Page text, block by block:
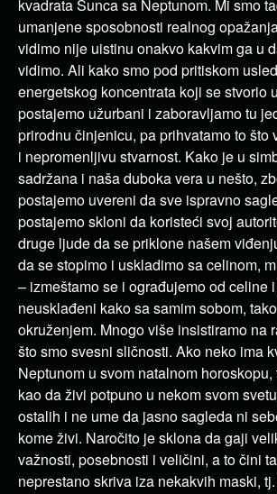
kvadrata Sunca sa Neptunom. Mi smo
umanjene sposobnosti realnog
vidimo nije uistinu onakvo kakvim ga u
vidimo. Ali kako smo pod pritiskom
energetskog koncentrata koji se stvorio
postajemo užurbani i zaboravljamo tu
prirodnu činjenicu, pa prihvatamo to što
i nepromenljivu stvarnost. Kako je u
sadržana i naša duboka vera u nešto,
postajemo uvereni da sve ispravno
postajemo skloni da koristeći svoj
druge ljude da se priklone našem
da se stopimo i uskladimo sa celinom,
– izmeštamo se i ograđujemo od celine
neusklađeni kako sa samim sobom,
okruženjem. Mnogo više insistiramo na
što smo svesni sličnosti. Ako neko ima
Neptunom u svom natalnom
kao da živi potpuno u nekom svom
ostalih i ne ume da jasno sagleda ni
kome živi. Naročito je sklona da gaji
važnosti, posebnosti i veličini, a to čini
neprestano skriva iza nekakvih maski,